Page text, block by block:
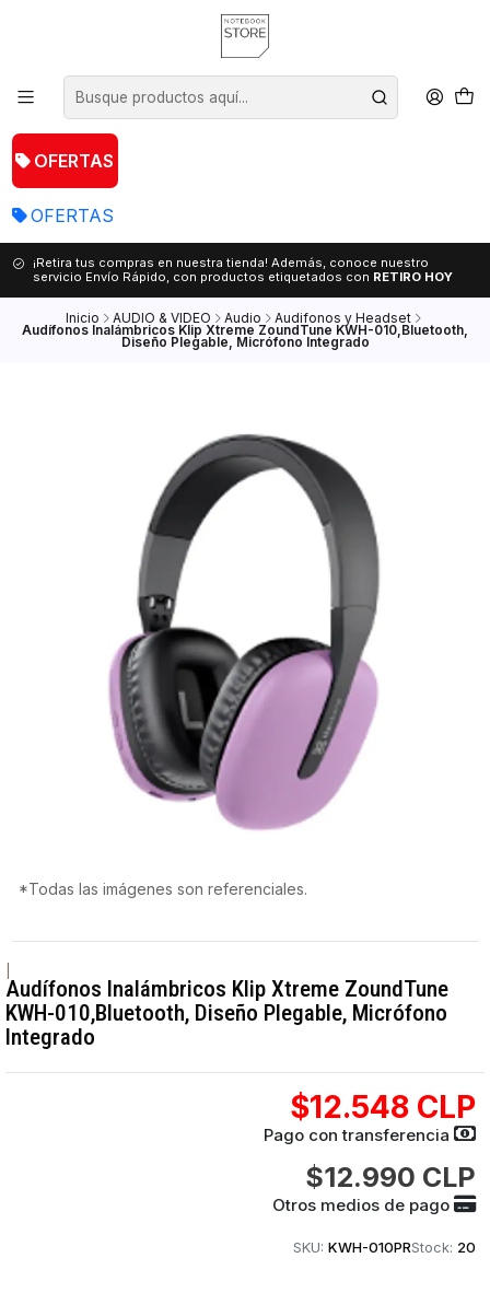
OFERTAS
OFERTAS
¡Retira tus compras en nuestra tienda! Además, conoce nuestro
servicio Envío Rápido, con productos etiquetados con RETIRO HOY
Inicio AUDIO & VIDEO Audio Audifonos y Headset
Audífonos Inalámbricos Klip Xtreme ZoundTune KWH-010,Bluetooth,
Diseño Plegable, Micrófono Integrado
*Todas las imágenes son referenciales.
Audífonos Inalámbricos Klip Xtreme ZoundTune
KWH-010,Bluetooth, Diseño Plegable, Micrófono
Integrado
$12.548 CLP
Pago con transferencia
$12.990 CLP
Otros medios de pago
SKU: KWH-010PRStock: 20